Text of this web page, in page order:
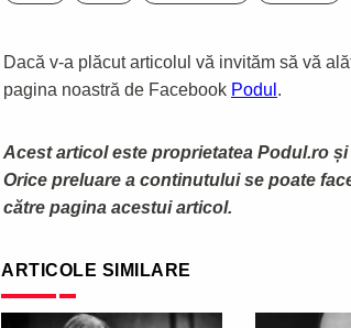
Dacă v-a plăcut articolul vă invităm să vă
pagina noastră de Facebook Podul .
Acest articol este proprietatea Podul.ro
Orice preluare a continutului se poate
către pagina acestui articol.
ARTICOLE SIMILARE